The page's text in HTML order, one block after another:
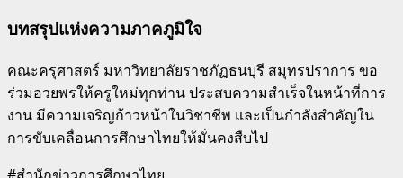
บทสรุปแห่งความภาคภูมิใจ
คณะครุศาสตร์ มหาวิทยาลัยราชภัฏธนบุรี สมุทรปราการ ขอ
ร่วมอวยพรให้ครูใหม่ทุกท่าน ประสบความสำเร็จในหน้าที่การ
งาน มีความเจริญก้าวหน้าในวิชาชีพ และเป็นกำลังสำคัญใน
การขับเคลื่อนการศึกษาไทยให้มั่นคงสืบไป